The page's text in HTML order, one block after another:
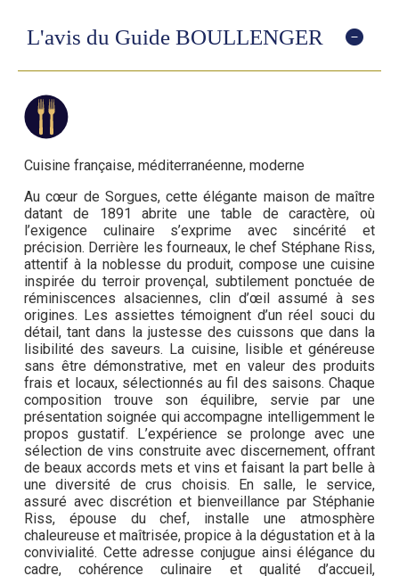
L'avis du Guide BOULLENGER
Cuisine française, méditerranéenne, moderne
Au cœur de Sorgues, cette élégante maison de maître
datant de 1891 abrite une table de caractère, où
l’exigence culinaire s’exprime avec sincérité et
précision. Derrière les fourneaux, le chef Stéphane Riss,
attentif à la noblesse du produit, compose une cuisine
inspirée du terroir provençal, subtilement ponctuée de
réminiscences alsaciennes, clin d’œil assumé à ses
origines. Les assiettes témoignent d’un réel souci du
détail, tant dans la justesse des cuissons que dans la
lisibilité des saveurs. La cuisine, lisible et généreuse
sans être démonstrative, met en valeur des produits
frais et locaux, sélectionnés au fil des saisons. Chaque
composition trouve son équilibre, servie par une
présentation soignée qui accompagne intelligemment le
propos gustatif. L’expérience se prolonge avec une
sélection de vins construite avec discernement, offrant
de beaux accords mets et vins et faisant la part belle à
une diversité de crus choisis. En salle, le service,
assuré avec discrétion et bienveillance par Stéphanie
Riss, épouse du chef, installe une atmosphère
chaleureuse et maîtrisée, propice à la dégustation et à la
convivialité. Cette adresse conjugue ainsi élégance du
cadre, cohérence culinaire et qualité d’accueil,